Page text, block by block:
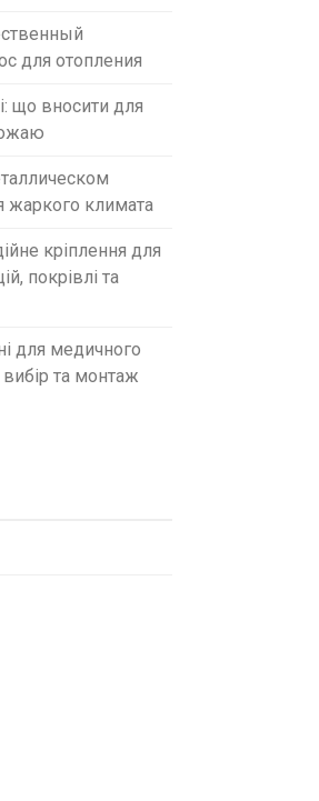
для отопления
що вносити для
жаркого климата
кріплення для
покрівлі та
для медичного
вибір та монтаж